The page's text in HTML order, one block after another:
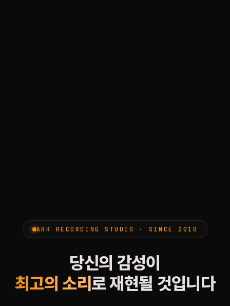
ARK RECORDING STUDIO · SINCE 2010
당신의 감성이
최고의 소리 로 재현될 것입니다